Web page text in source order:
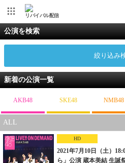
リバイバル配信
公演を検索
絞り込み
新着の公演一覧
AKB48 SKE48 NMB48
ALL
HD
2021年7月10日（土）
ら」公演 蔵本美結 生誕